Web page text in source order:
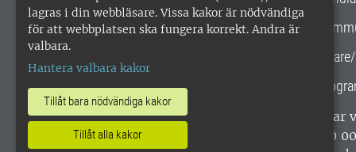
lagras i din webbläsare. Vissa kakor är nödvändiga
för att webbplatsen ska fungera korrekt. Andra är
valbara.
Hantera valbara kakor
Tillåt bara nödvändiga kakor
Tillåt alla kakor
Gemensamma verksamhetsstödet
SLU, Sveriges lantbruksuniversitet, har
enligt ISO 14001. •
Telefon: 018-67 10